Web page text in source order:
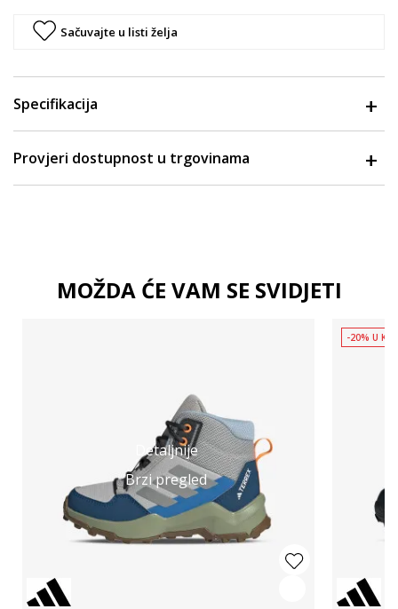
Sačuvajte u listi želja
Specifikacija
Provjeri dostupnost u trgovinama
MOŽDA ĆE VAM SE SVIDJETI
Detaljnije
Brzi pregled
-20% U